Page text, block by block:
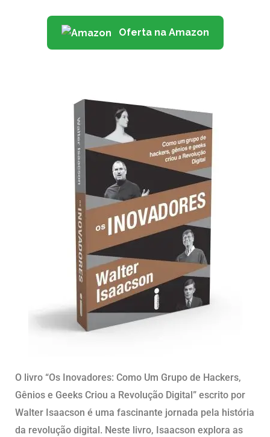
Oferta na Amazon
O livro “Os Inovadores: Como Um Grupo de Hackers,
Gênios e Geeks Criou a Revolução Digital” escrito por
Walter Isaacson é uma fascinante jornada pela história
da revolução digital. Neste livro, Isaacson explora as